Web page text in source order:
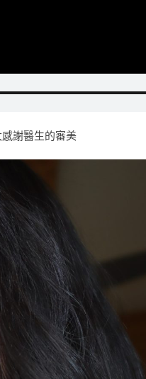
謝醫生的審美